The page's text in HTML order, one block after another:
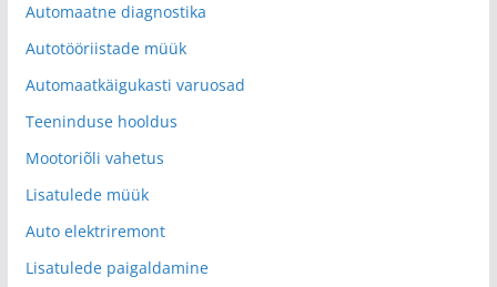
Automaatne diagnostika
Autotööriistade müük
Automaatkäigukasti varuosad
Teeninduse hooldus
Mootoriõli vahetus
Lisatulede müük
Auto elektriremont
Lisatulede paigaldamine